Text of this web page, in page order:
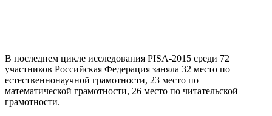
В последнем цикле исследования PISA-2015 среди 72
участников Российская Федерация заняла 32 место по
естественнонаучной грамотности, 23 место по
математической грамотности, 26 место по читательской
грамотности.